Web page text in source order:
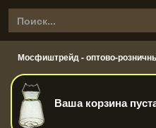
Мосфиштрейд - оптово-
Ваша корзина